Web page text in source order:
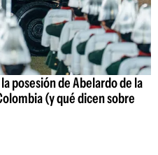
posesión de Abelardo de la
(y qué dicen sobre